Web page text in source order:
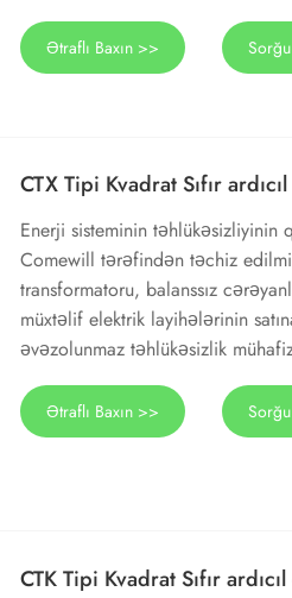
Ətraflı Baxın >>
CTX Tipi Kvadrat Sıfır
Enerji sisteminin təhlükəsizliyinin
Comewill tərəfindən təchiz
transformatoru, balanssız
müxtəlif elektrik layihələrinin
əvəzolunmaz təhlükəsizlik
Ətraflı Baxın >>
CTK Tipi Kvadrat Sıfır